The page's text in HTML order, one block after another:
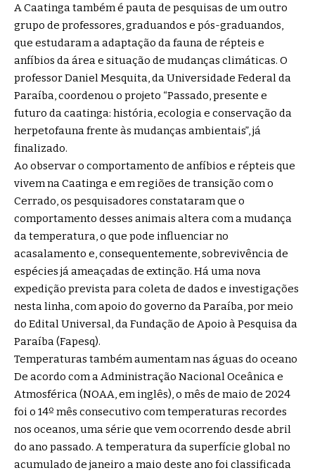
A Caatinga também é pauta de pesquisas de um outro
grupo de professores, graduandos e pós-graduandos,
que estudaram a adaptação da fauna de répteis e
anfíbios da área e situação de mudanças climáticas. O
professor Daniel Mesquita, da Universidade Federal da
Paraíba, coordenou o projeto “Passado, presente e
futuro da caatinga: história, ecologia e conservação da
herpetofauna frente às mudanças ambientais”, já
finalizado.
Ao observar o comportamento de anfíbios e répteis que
vivem na Caatinga e em regiões de transição com o
Cerrado, os pesquisadores constataram que o
comportamento desses animais altera com a mudança
da temperatura, o que pode influenciar no
acasalamento e, consequentemente, sobrevivência de
espécies já ameaçadas de extinção. Há uma nova
expedição prevista para coleta de dados e investigações
nesta linha, com apoio do governo da Paraíba, por meio
do Edital Universal, da Fundação de Apoio à Pesquisa da
Paraíba (Fapesq).
Temperaturas também aumentam nas águas do oceano
De acordo com a Administração Nacional Oceânica e
Atmosférica (NOAA, em inglês), o mês de maio de 2024
foi o 14º mês consecutivo com temperaturas recordes
nos oceanos, uma série que vem ocorrendo desde abril
do ano passado. A temperatura da superfície global no
acumulado de janeiro a maio deste ano foi classificada